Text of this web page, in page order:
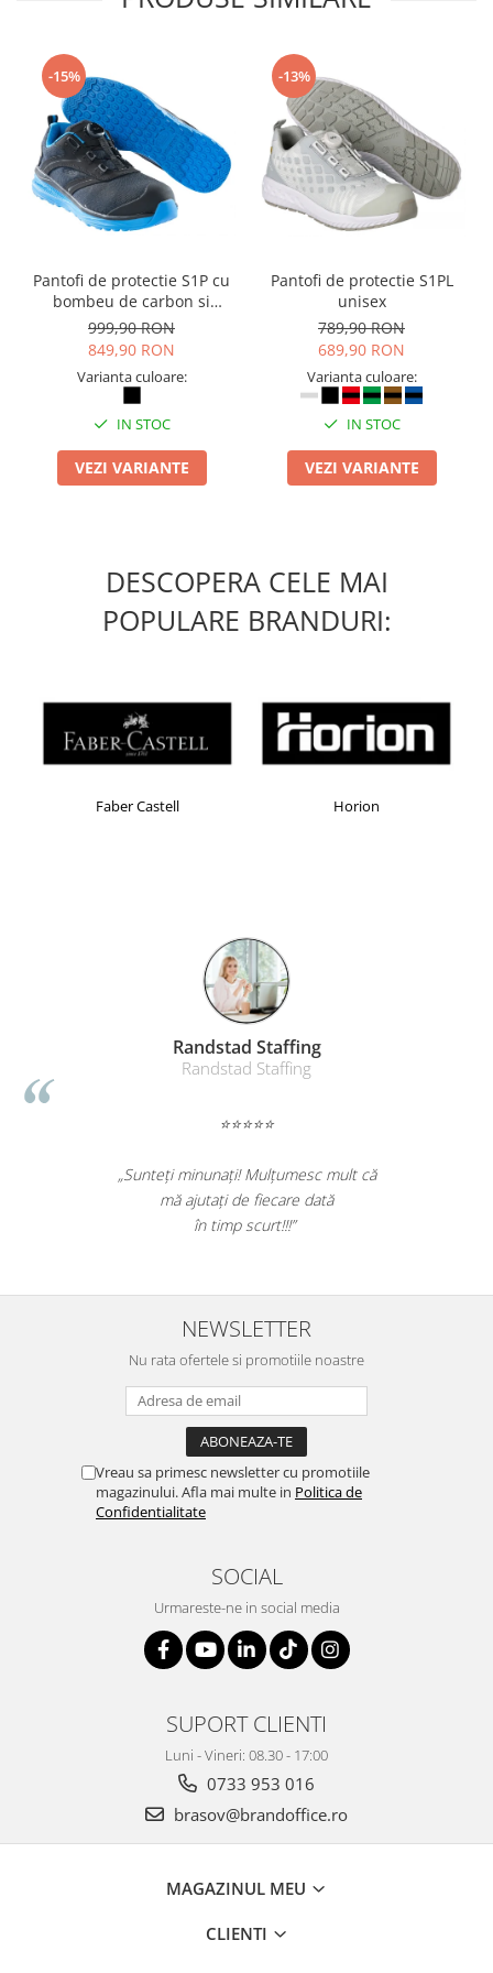
Pantaloni cu pieptar
Hanorace
Jachete
Impermeabile
Veste
Reflectorizante
Incaltaminte
Incaltaminte de oras si munte
Echipamente medicale
Manusi de protectie
Accesorii pentru protectia capului
Casti de protectie
Antifoane
Ochelari de protectie si viziere
Pachete promotionale
Diverse accesorii
Articole de unica folosinta
Copii - tricouri si hanorace
Table magnetice (whiteboard-uri)
Securitate digitala
Cabluri si conectivitate
Ceasuri smart - Smartwatch
Baterii externe - Powerbanks
Accesorii localizare (FindMy)
Cartuse, tonere, consumabile PC
Standuri PC si suporturi
Suporturi si huse telefoane &
Ghilotine și Trimmere
Distrugatoare documente
Cosuri de gunoi pentru birou
-15%
Pantofi de protectie S1P cu
bombeu de carbon si
inchidere BOAÂ® Fit
999,90 RON
849,90 RON
Varianta culoare:
IN STOC
VEZI VARIANTE
-13%
Pantofi de protectie S1PL
unisex
789,90 RON
689,90 RON
Varianta culoare:
IN STOC
VEZI VARIANTE
DESCOPERA CELE MAI
POPULARE BRANDURI:
Faber Castell Horion
Randstad Staffing
Randstad Staffing
⭐⭐⭐⭐⭐
„Sunteți minunați! Mulțumesc mult că
mă ajutați de fiecare dată
în timp scurt!!!”
NEWSLETTER
Nu rata ofertele si promotiile noastre
Vreau sa primesc newsletter cu promotiile
magazinului. Afla mai multe in Politica de
Confidentialitate
SOCIAL
Urmareste-ne in social media
SUPORT CLIENTI
Luni - Vineri: 08.30 - 17:00
0733 953 016
brasov@brandoffice.ro
MAGAZINUL MEU
CLIENTI